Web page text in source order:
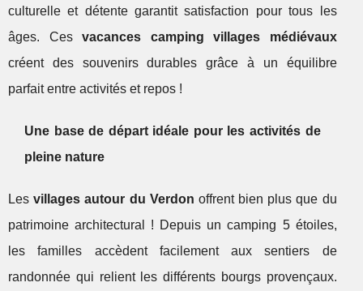
culturelle et détente garantit satisfaction pour tous les
âges. Cesvacances camping villages médiévaux
créent des souvenirs durables grâce à un équilibre
parfait entre activités et repos !
Une base de départ idéale pour les activités de
pleine nature
Lesvillages autour du Verdon offrent bien plus que du
patrimoine architectural ! Depuis un camping 5 étoiles,
les familles accèdent facilement aux sentiers de
randonnée qui relient les différents bourgs provençaux.